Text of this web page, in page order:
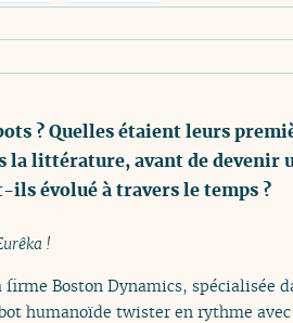
? Quelles étaient leurs
la littérature, avant de
évolué à travers le temps ?
!
firme Boston Dynamics, spécialisée
humanoïde twister en rythme